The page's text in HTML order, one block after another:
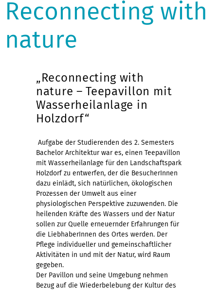
Reconnecting with
nature
„Reconnecting with
nature – Teepavillon mit
Wasserheilanlage in
Holzdorf“
Aufgabe der Studierenden des 2. Semesters
Bachelor Architektur war es, einen Teepavillon
mit Wasserheilanlage für den Landschaftspark
Holzdorf zu entwerfen, der die BesucherInnen
dazu einlädt, sich natürlichen, ökologischen
Prozessen der Umwelt aus einer
physiologischen Perspektive zuzuwenden. Die
heilenden Kräfte des Wassers und der Natur
sollen zur Quelle erneuernder Erfahrungen für
die LiebhaberInnen des Ortes werden. Der
Pflege individueller und gemeinschaftlicher
Aktivitäten in und mit der Natur, wird Raum
gegeben.
Der Pavillon und seine Umgebung nehmen
Bezug auf die Wiederbelebung der Kultur des